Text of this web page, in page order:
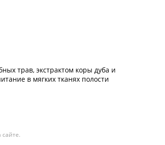
трав, экстрактом коры дуба и
в мягких тканях полости